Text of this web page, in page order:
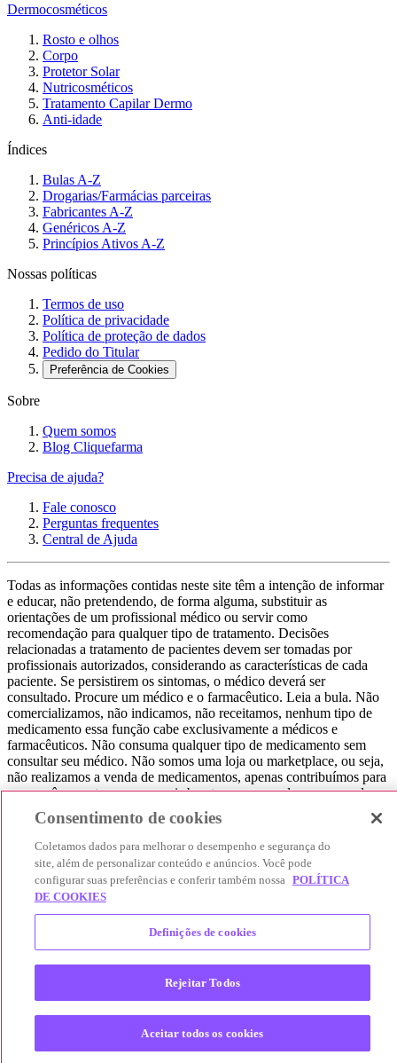
Dermocosméticos
Rosto e olhos
Corpo
Protetor Solar
Nutricosméticos
Tratamento Capilar Dermo
Anti-idade
Índices
Bulas A-Z
Drogarias/Farmácias parceiras
Fabricantes A-Z
Genéricos A-Z
Princípios Ativos A-Z
Nossas políticas
Termos de uso
Política de privacidade
Política de proteção de dados
Pedido do Titular
Preferência de Cookies
Sobre
Quem somos
Blog Cliquefarma
Precisa de ajuda?
Fale conosco
Perguntas frequentes
Central de Ajuda
Todas as informações contidas neste site têm a intenção de informar
e educar, não pretendendo, de forma alguma, substituir as
orientações de um profissional médico ou servir como
recomendação para qualquer tipo de tratamento. Decisões
relacionadas a tratamento de pacientes devem ser tomadas por
profissionais autorizados, considerando as características de cada
paciente. Se persistirem os sintomas, o médico deverá ser
consultado. Procure um médico e o farmacêutico. Leia a bula. Não
comercializamos, não indicamos, não receitamos, nenhum tipo de
medicamento essa função cabe exclusivamente a médicos e
farmacêuticos. Não consuma qualquer tipo de medicamento sem
consultar seu médico. Não somos uma loja ou marketplace, ou seja,
não realizamos a venda de medicamentos, apenas contribuímos para
que você encontre o preço mais barato, comparando os preços de
produtos farmacêuticos. Contribuímos e damos auxílio para que sua
experiência seja bem-sucedida, mas a finalização da compra
acontece nos sites das nossas lojas parceiras.
© 2025 Afya Participações S.A. - todos os direitos reservados.
Alameda Lorena, 269 - Jardim Paulista - São Paulo / SP - CEP.:
01424-001 - CNPJ 23.399.329/0002-53.
Consentimento de cookies
Coletamos dados para melhorar o desempenho e segurança do
site, além de personalizar conteúdo e anúncios. Você pode
configurar suas preferências e conferir também nossa POLÍTICA
DE COOKIES
Definições de cookies
Rejeitar Todos
Aceitar todos os cookies